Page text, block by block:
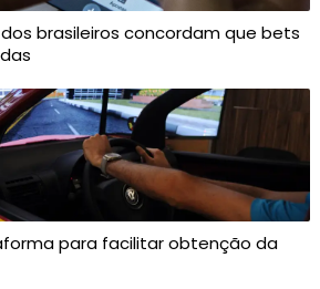
brasileiros concordam que bets
para facilitar obtenção da